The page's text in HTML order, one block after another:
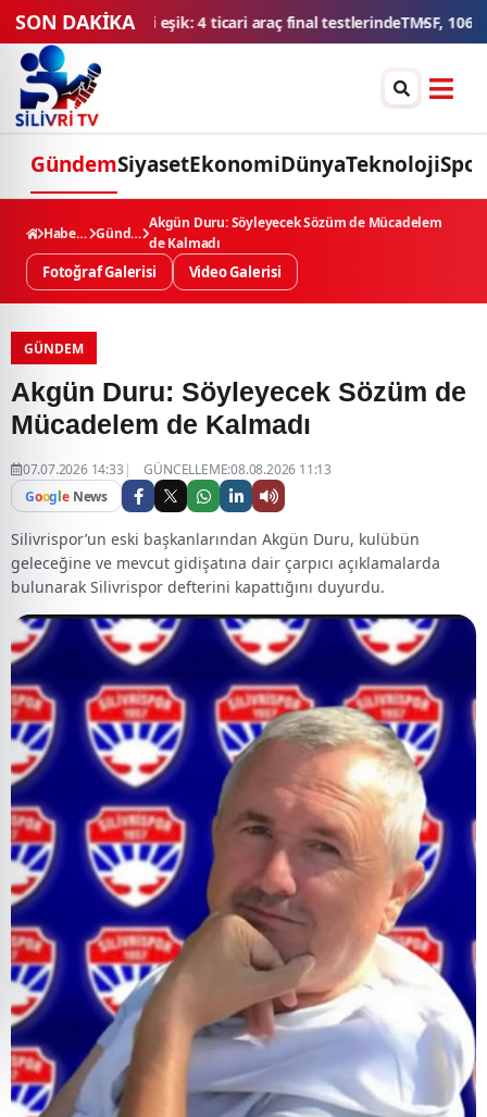
SON DAKİKA
testlerindeTMSF, 106 aracı ihaleyle satışa sunacakDüğün
GündemSiyasetEkonomiDünyaTeknolojiSpor
Haberler Gündem
Akgün Duru: Söyleyecek Sözüm de Mücadelem
de Kalmadı
Fotoğraf Galerisi Video Galerisi
GÜNDEM
Akgün Duru: Söyleyecek Sözüm de
Mücadelem de Kalmadı
07.07.2026 14:33
GÜNCELLEME:08.08.2026 11:13
Google News
Silivrispor’un eski başkanlarından Akgün Duru, kulübün
geleceğine ve mevcut gidişatına dair çarpıcı açıklamalarda
bulunarak Silivrispor defterini kapattığını duyurdu.